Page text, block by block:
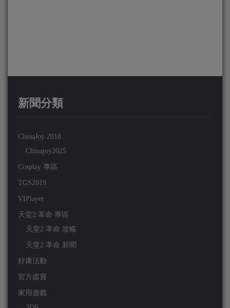
新聞分類
ChinaJoy 2018
Chinajoy2025
Cosplay 專區
TGS2019
VIPlayer
天堂2:革命 專區
天堂2:革命 攻略
天堂2:革命 新聞
好康活動
官方虛寶
家用遊戲